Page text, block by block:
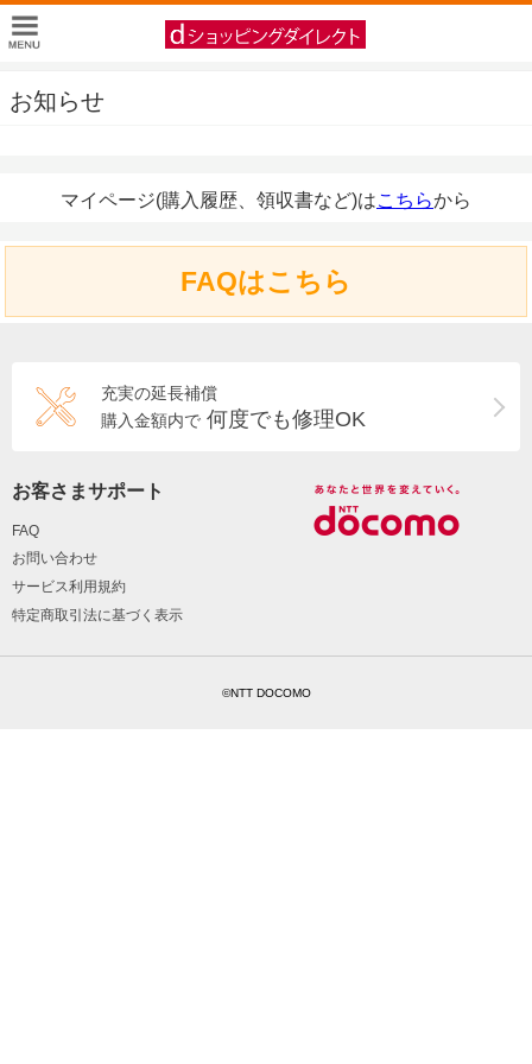
お知らせ
マイページ(購入履歴、領収書など)はこちらから
FAQはこちら
充実の延長補償
購入金額内で 何度でも修理OK
お客さまサポート
FAQ
お問い合わせ
サービス利用規約
特定商取引法に基づく表示
©NTT DOCOMO